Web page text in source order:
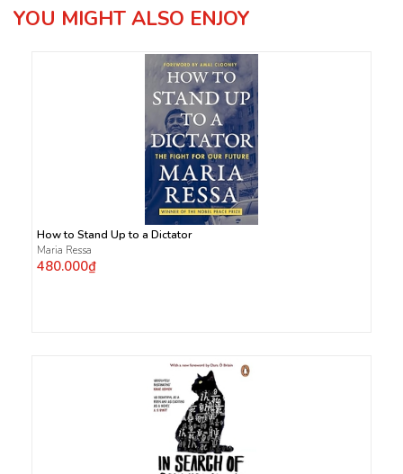
YOU MIGHT ALSO ENJOY
How to Stand Up to a Dictator
Maria Ressa
480.000₫